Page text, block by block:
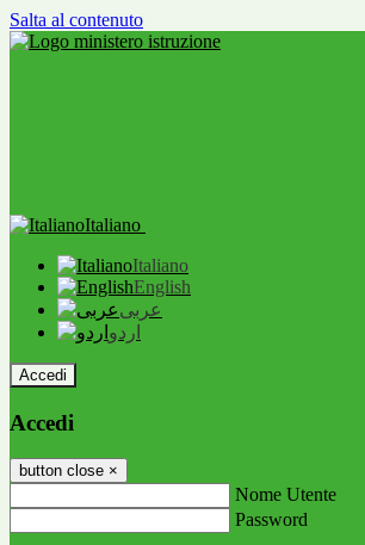
Salta al contenuto
Italiano
Italiano
English
عربى
اردو
Accedi
Accedi
button close ×
Nome Utente
Password